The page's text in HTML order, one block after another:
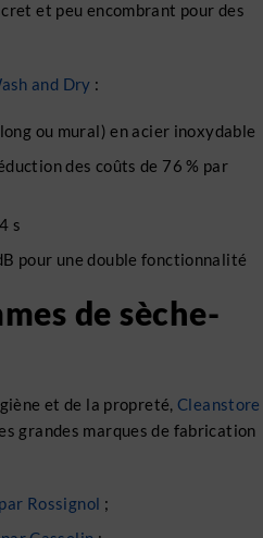
et peu encombrant pour des
and Dry :
ou mural) en acier inoxydable
des coûts de 76 % par
s
pour une double fonctionnalité
de sèche-
et de la propreté, Cleanstore
grandes marques de fabrication
Rossignol ;